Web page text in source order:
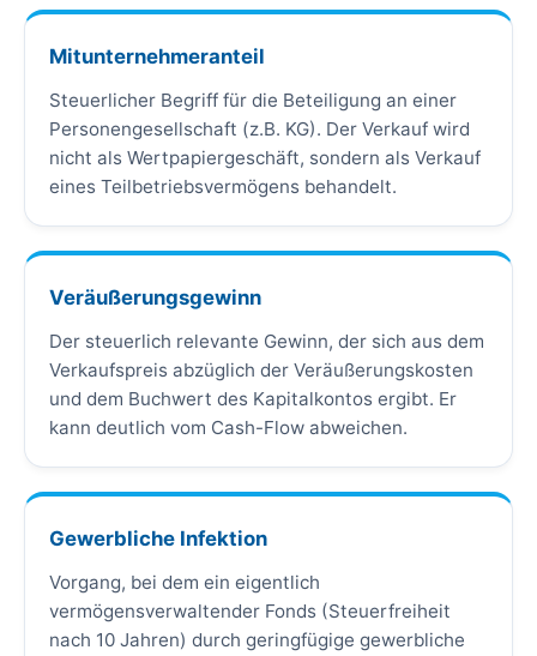
Mitunternehmeranteil
Steuerlicher Begriff für die Beteiligung an einer
Personengesellschaft (z.B. KG). Der Verkauf wird
nicht als Wertpapiergeschäft, sondern als Verkauf
eines Teilbetriebsvermögens behandelt.
Veräußerungsgewinn
Der steuerlich relevante Gewinn, der sich aus dem
Verkaufspreis abzüglich der Veräußerungskosten
und dem Buchwert des Kapitalkontos ergibt. Er
kann deutlich vom Cash-Flow abweichen.
Gewerbliche Infektion
Vorgang, bei dem ein eigentlich
vermögensverwaltender Fonds (Steuerfreiheit
nach 10 Jahren) durch geringfügige gewerbliche